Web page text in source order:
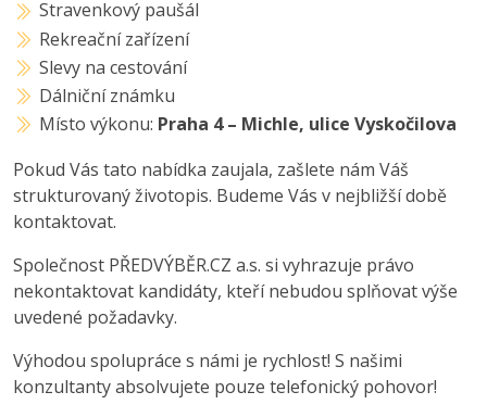
Stravenkový paušál
Rekreační zařízení
Slevy na cestování
Dálniční známku
Místo výkonu: Praha 4 – Michle, ulice Vyskočilova
Pokud Vás tato nabídka zaujala, zašlete nám Váš
strukturovaný životopis. Budeme Vás v nejbližší době
kontaktovat.
Společnost PŘEDVÝBĚR.CZ a.s. si vyhrazuje právo
nekontaktovat kandidáty, kteří nebudou splňovat výše
uvedené požadavky.
Výhodou spolupráce s námi je rychlost! S našimi
konzultanty absolvujete pouze telefonický pohovor!